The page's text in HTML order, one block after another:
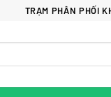
TRẠM PHÂN PHỐI